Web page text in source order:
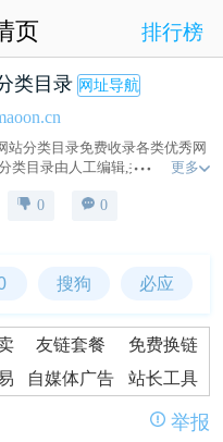
页 排行榜
类目录 网址导航
站分类目录免费收录各类优秀网
类目录由人工编辑,并提供网站
更多
0 0
搜狗 必应
友链套餐
免费换链
自媒体广告 站长工具
举报